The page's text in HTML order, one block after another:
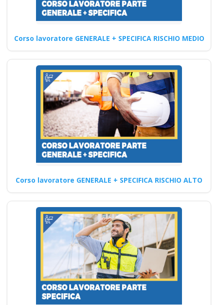
medio alto
Riconoscimento
apri paprire un
centro di formazione
ente scuola
bilaterale
associazione
Formazione obbligatoria: best
practices e compliance per il
datore di lavoro Corso…
Continua
Sicurezza e
prevenzione degli
infortuni: Formazione
sulla sicurezza sul
lavoro per i gestori di
Corso lavoratore GENERALE + SPECIFICA RISCHIO MEDIO
Corso lavoratore GENERALE + SPECIFICA RISCHIO ALTO